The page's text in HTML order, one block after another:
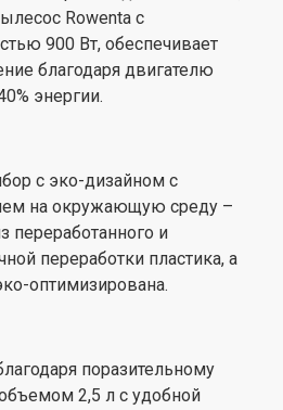
Rowenta с
900 Вт, обеспечивает
благодаря двигателю
энергии.
с эко-дизайном с
на окружающую среду –
переработанного и
переработки пластика, а
оптимизирована.
поразительному
2,5 л с удобной